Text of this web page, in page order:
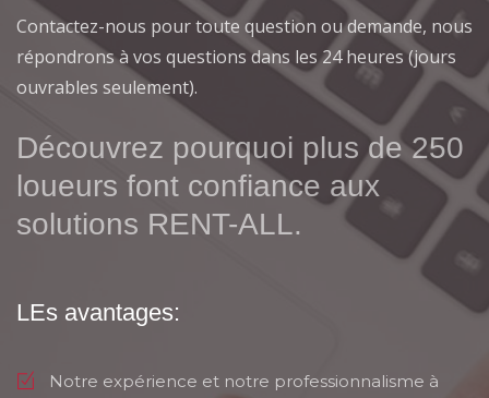
Contactez-nous pour toute question ou demande, nous
répondrons à vos questions dans les 24 heures (jours
ouvrables seulement).
Découvrez pourquoi plus de 250
loueurs font confiance aux
solutions RENT-ALL.
LEs avantages:
Notre expérience et notre professionnalisme à